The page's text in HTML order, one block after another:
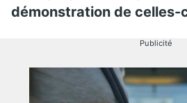
démonstration de celles-
Publicité